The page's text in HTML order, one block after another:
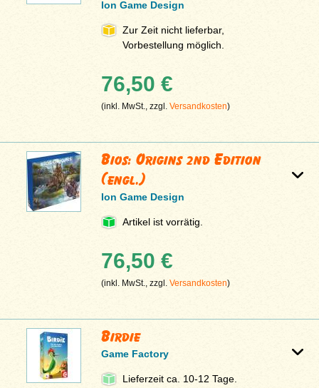
Ion Game Design
Zur Zeit nicht lieferbar,
Vorbestellung möglich.
76,50 €
(inkl. MwSt., zzgl.Versandkosten)
Bios: Origins 2nd Edition
(engl.)
Ion Game Design
Artikel ist vorrätig.
76,50 €
(inkl. MwSt., zzgl.Versandkosten)
Birdie
Game Factory
Lieferzeit ca. 10-12 Tage.